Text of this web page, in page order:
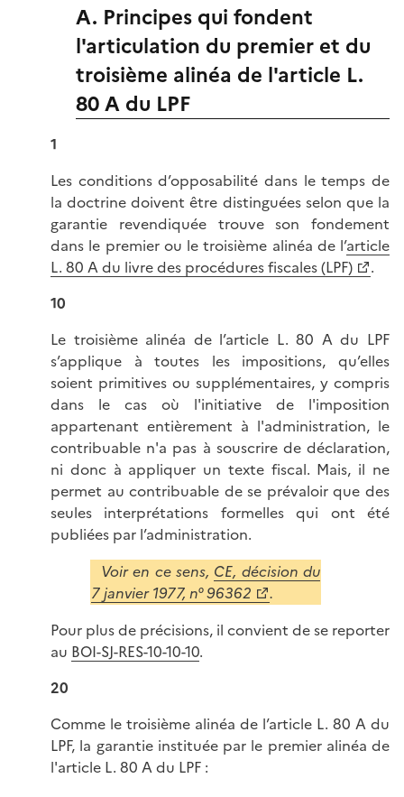
A. Principes qui fondent
l'articulation du premier et du
troisième alinéa de l'article L.
80 A du LPF
1
Les conditions d’opposabilité dans le temps de
la doctrine doivent être distinguées selon que la
garantie revendiquée trouve son fondement
dans le premier ou le troisième alinéa de l’article
L. 80 A du livre des procédures fiscales (LPF)
.
10
Le troisième alinéa de l’article L. 80 A du LPF
s’applique à toutes les impositions, qu’elles
soient primitives ou supplémentaires, y compris
dans le cas où l'initiative de l'imposition
appartenant entièrement à l'administration, le
contribuable n'a pas à souscrire de déclaration,
ni donc à appliquer un texte fiscal. Mais, il ne
permet au contribuable de se prévaloir que des
seules interprétations formelles qui ont été
publiées par l’administration.
Voir en ce sens, CE, décision du
7 janvier 1977, n° 96362
.
Pour plus de précisions, il convient de se reporter
au BOI-SJ-RES-10-10-10.
20
Comme le troisième alinéa de l’article L. 80 A du
LPF, la garantie instituée par le premier alinéa de
l'article L. 80 A du LPF :